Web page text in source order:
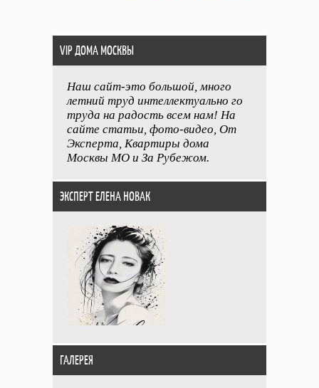
VIP ДОМА МОСКВЫ
Наш сайт-это большой, много
летний труд интеллектуально го
труда на радость всем нам! На
сайте статьи, фото-видео, От
Эксперта, Квартиры дома
Москвы МО и За Рубежом.
ЭКСПЕРТ ЕЛЕНА НОВАК
ГАЛЕРЕЯ